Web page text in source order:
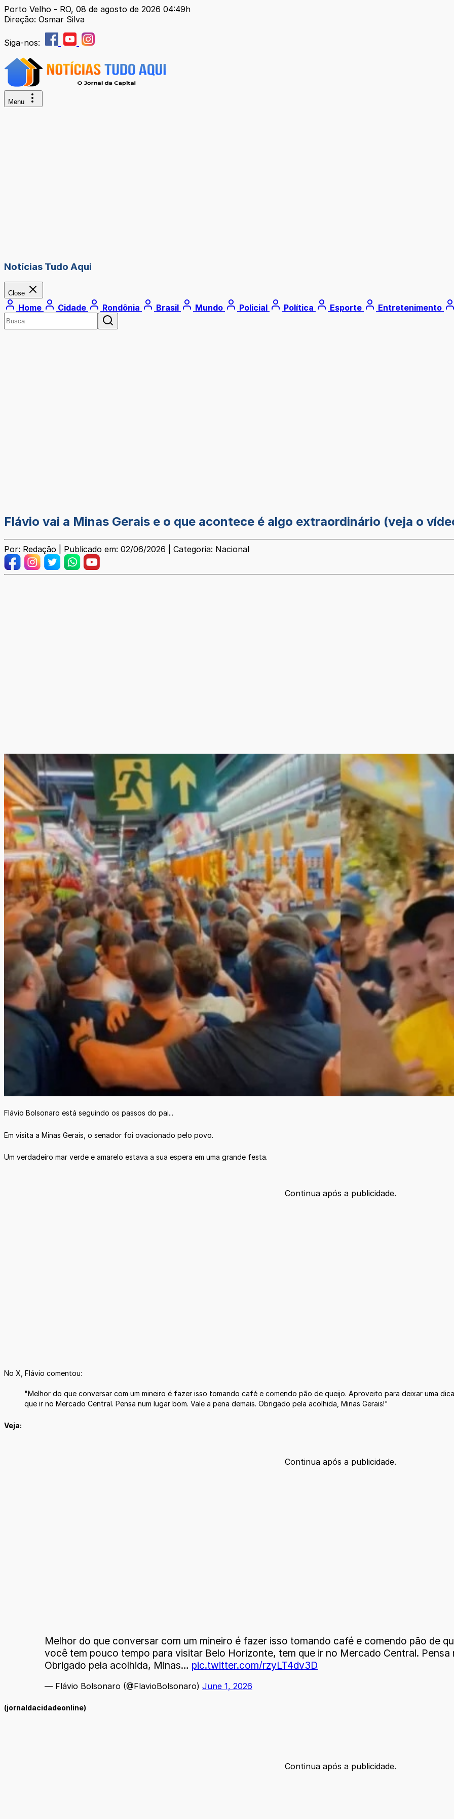
Porto Velho - RO, 08 de agosto de 2026 04:49h
Direção: Osmar Silva
Siga-nos:
Menu
Notícias Tudo Aqui
Close
Home Cidade Rondônia Brasil Mundo Policial Política Esporte Entretenimento
Flávio vai a Minas Gerais e o que acontece é algo extraordinário (veja o
Por: Redação | Publicado em: 02/06/2026 | Categoria: Nacional
Flávio Bolsonaro está seguindo os passos do pai...
Em visita a Minas Gerais, o senador foi ovacionado pelo povo.
Um verdadeiro mar verde e amarelo estava a sua espera em uma grande festa.
Continua após a publicidade.
No X, Flávio comentou:
"Melhor do que conversar com um mineiro é fazer isso tomando café e comendo pão de queijo. Aproveito para deixar uma
que ir no Mercado Central. Pensa num lugar bom. Vale a pena demais. Obrigado pela acolhida, Minas Gerais!"
Veja:
Continua após a publicidade.
Melhor do que conversar com um mineiro é fazer isso tomando café e comendo pão de
você tem pouco tempo para visitar Belo Horizonte, tem que ir no Mercado Central. Pensa
Obrigado pela acolhida, Minas… pic.twitter.com/rzyLT4dv3D
— Flávio Bolsonaro (@FlavioBolsonaro) June 1, 2026
(jornaldacidadeonline)
Continua após a publicidade.